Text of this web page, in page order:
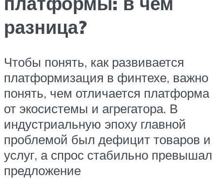
разница?
Чтобы понять, как развивается
платформизация в финтехе, важно
понять, чем отличается платформа
от экосистемы и агрегатора. В
индустриальную эпоху главной
проблемой был дефицит товаров и
услуг, а спрос стабильно превышал
предложение